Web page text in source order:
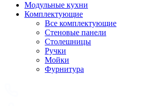
Модульные кухни
Комплектующие
Все комплектующие
Стеновые панели
Столешницы
Ручки
Мойки
Фурнитура